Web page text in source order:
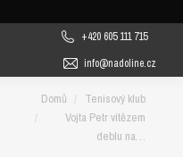
+420 605 111 715
info@nadoline.cz
You are here:
Domů
Tenisový klub
Vojta Petr vítězem
deblu na…